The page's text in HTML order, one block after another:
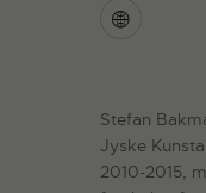
Stefan
Jyske
2010-2015,